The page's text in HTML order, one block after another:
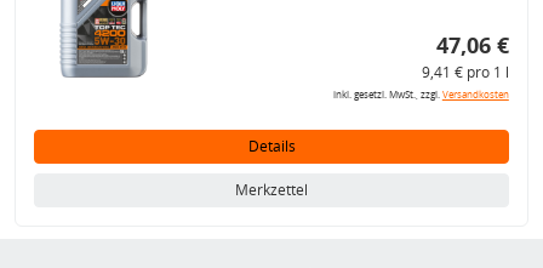
47,06 €
9,41 € pro 1 l
inkl. gesetzl. MwSt., zzgl.Versandkosten
Details
Merkzettel